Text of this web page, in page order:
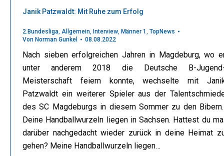
Janik Patzwaldt: Mit Ruhe zum Erfolg
2.Bundesliga, Allgemein, Interview, Männer 1 , TopNews
Von Norman Gunkel 08.08.2022
Nach sieben erfolgreichen Jahren in Magdeburg, wo
unter anderem 2018 die Deutsche B-
Meisterschaft feiern konnte, wechselte mit
Patzwaldt ein weiterer Spieler aus der
des SC Magdeburgs in diesem Sommer zu den
Deine Handballwurzeln liegen in Sachsen. Hattest du
darüber nachgedacht wieder zurück in deine Heimat
gehen? Meine Handballwurzeln liegen…